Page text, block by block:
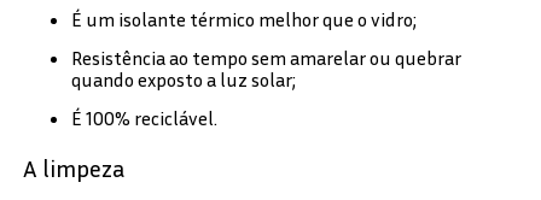
É um isolante térmico melhor que o vidro;
Resistência ao tempo sem amarelar ou quebrar
quando exposto a luz solar;
É 100% reciclável.
A limpeza